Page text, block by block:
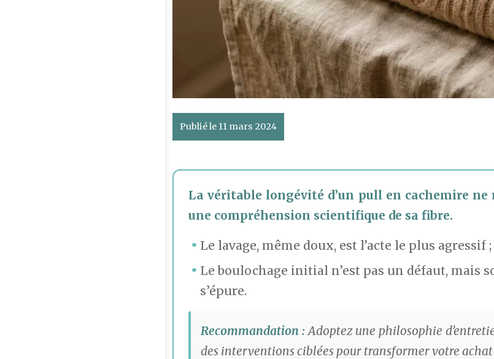
Publié le 11 mars 2024
La véritable longévité d’un pull en cachemire ne
une compréhension scientifique de sa fibre.
Le lavage, même doux, est l’acte le plus
Le boulochage initial n’est pas un défaut, mais
s’épure.
Recommandation : Adoptez une philosophie
des interventions ciblées pour transformer votre